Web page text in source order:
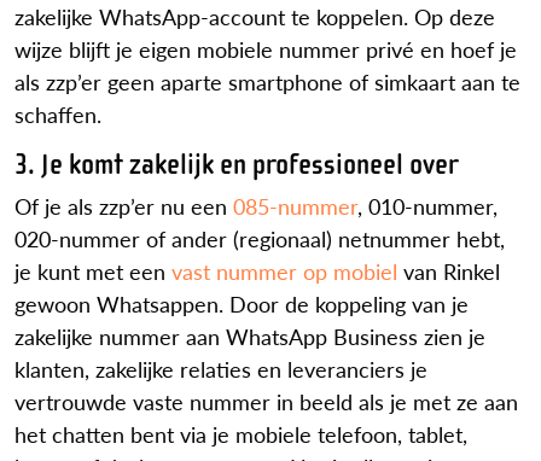
zakelijke WhatsApp-account te koppelen. Op deze
wijze blijft je eigen mobiele nummer privé en hoef je
als zzp’er geen aparte smartphone of simkaart aan te
schaffen.
3. Je komt zakelijk en professioneel over
Of je als zzp’er nu een 085-nummer, 010-nummer,
020-nummer of ander (regionaal) netnummer hebt,
je kunt met een vast nummer op mobiel van Rinkel
gewoon Whatsappen. Door de koppeling van je
zakelijke nummer aan WhatsApp Business zien je
klanten, zakelijke relaties en leveranciers je
vertrouwde vaste nummer in beeld als je met ze aan
het chatten bent via je mobiele telefoon, tablet,